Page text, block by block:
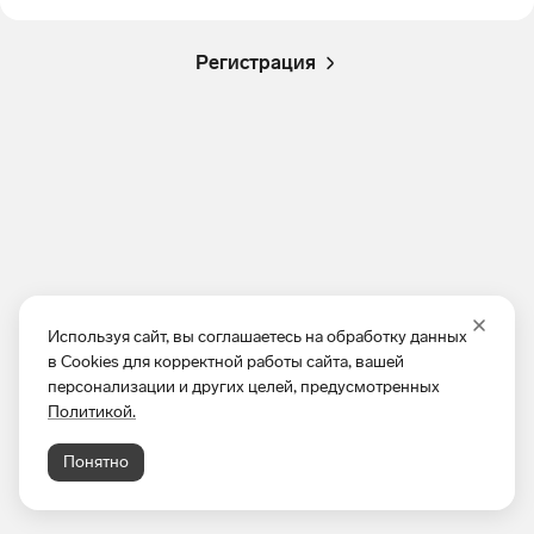
Используя сайт, вы соглашаетесь на обработку данных
в Cookies для корректной работы сайта, вашей
персонализации и других целей, предусмотренных
Политикой.
Понятно
Регистрация